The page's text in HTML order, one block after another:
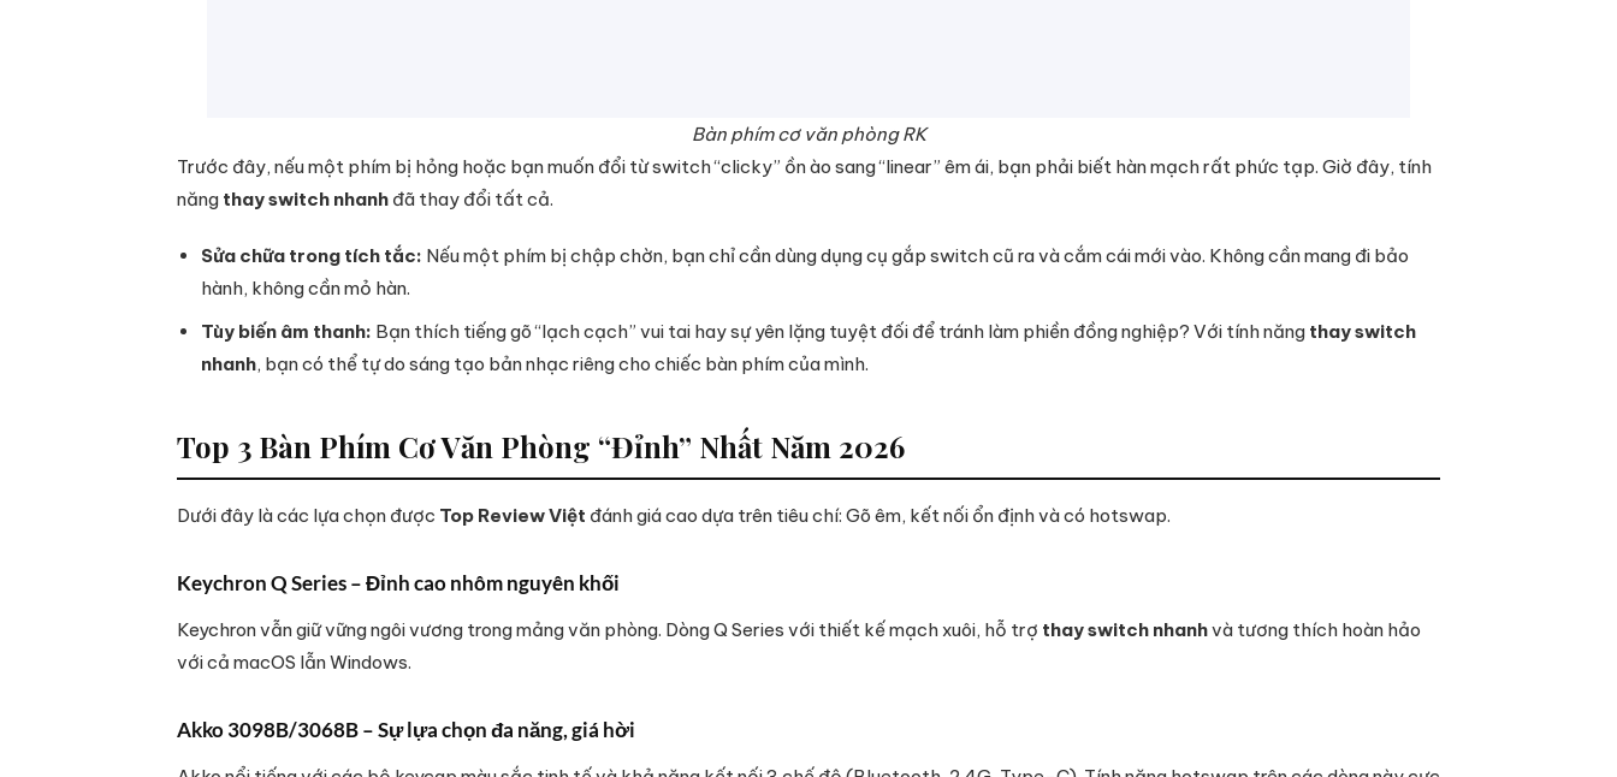
Bàn phím cơ văn phòng RK
Trước đây, nếu một phím bị hỏng hoặc bạn muốn đổi từ switch “clicky” ồn ào sang “linear” êm ái, bạn phải biết hàn mạch rất phức tạp. Giờ đây, tính
năng thay switch nhanh đã thay đổi tất cả.
Sửa chữa trong tích tắc: Nếu một phím bị chập chờn, bạn chỉ cần dùng dụng cụ gắp switch cũ ra và cắm cái mới vào. Không cần mang đi bảo
hành, không cần mỏ hàn.
Tùy biến âm thanh: Bạn thích tiếng gõ “lạch cạch” vui tai hay sự yên lặng tuyệt đối để tránh làm phiền đồng nghiệp? Với tính năng thay switch
nhanh, bạn có thể tự do sáng tạo bản nhạc riêng cho chiếc bàn phím của mình.
Top 3 Bàn Phím Cơ Văn Phòng “Đỉnh” Nhất Năm 2026
Dưới đây là các lựa chọn được Top Review Việt đánh giá cao dựa trên tiêu chí: Gõ êm, kết nối ổn định và có hotswap.
Keychron Q Series – Đỉnh cao nhôm nguyên khối
Keychron vẫn giữ vững ngôi vương trong mảng văn phòng. Dòng Q Series với thiết kế mạch xuôi, hỗ trợ thay switch nhanhvà tương thích hoàn hảo
với cả macOS lẫn Windows.
Akko 3098B/3068B – Sự lựa chọn đa năng, giá hời